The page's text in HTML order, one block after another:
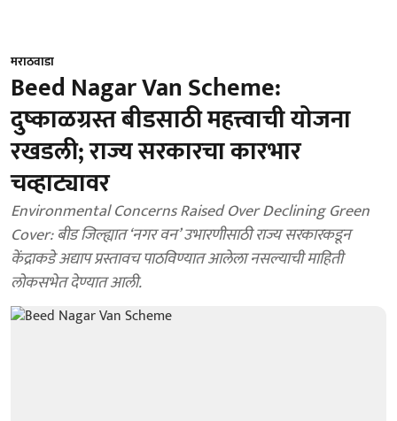
मराठवाडा
Beed Nagar Van Scheme:
दुष्काळग्रस्त बीडसाठी महत्त्वाची योजना
रखडली; राज्य सरकारचा कारभार
चव्हाट्यावर
Environmental Concerns Raised Over Declining Green
Cover: बीड जिल्ह्यात ‘नगर वन’ उभारणीसाठी राज्य सरकारकडून
केंद्राकडे अद्याप प्रस्तावच पाठविण्यात आलेला नसल्याची माहिती
लोकसभेत देण्यात आली.